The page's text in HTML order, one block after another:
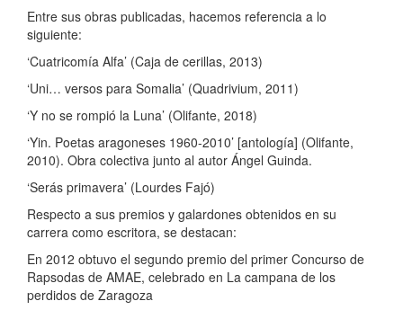
Entre sus obras publicadas, hacemos referencia a lo
siguiente:
‘Cuatricomía Alfa’ (Caja de cerillas, 2013)
‘Uni… versos para Somalia’ (Quadrivium, 2011)
‘Y no se rompió la Luna’ (Olifante, 2018)
‘Yin. Poetas aragoneses 1960-2010’ [antología] (Olifante,
2010). Obra colectiva junto al autor Ángel Guinda.
‘Serás primavera’ (Lourdes Fajó)
Respecto a sus premios y galardones obtenidos en su
carrera como escritora, se destacan:
En 2012 obtuvo el segundo premio del primer Concurso de
Rapsodas de AMAE, celebrado en La campana de los
perdidos de Zaragoza